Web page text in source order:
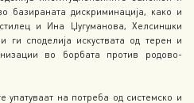
базираната дискриминација, како и
и Ина Џугуманова, Хелсиншки
ги споделија искуствата од терен и
во борбата против родово-
упатуваат на потреба од системско и